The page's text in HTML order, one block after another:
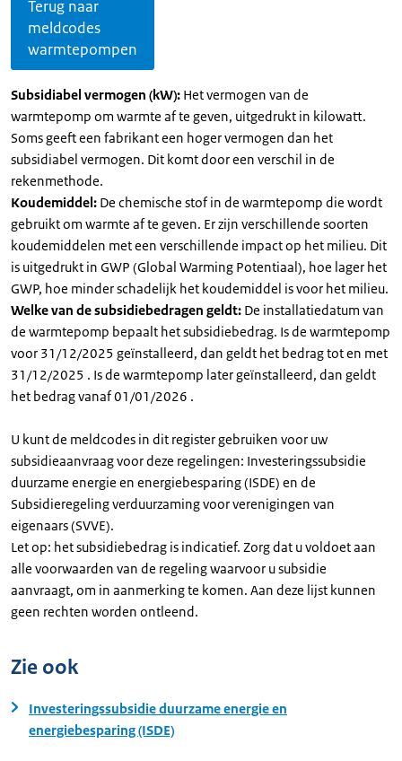
Terug naar
meldcodes
warmtepompen
Subsidiabel vermogen (kW): Het vermogen van de
warmtepomp om warmte af te geven, uitgedrukt in kilowatt.
Soms geeft een fabrikant een hoger vermogen dan het
subsidiabel vermogen. Dit komt door een verschil in de
rekenmethode.
Koudemiddel: De chemische stof in de warmtepomp die wordt
gebruikt om warmte af te geven. Er zijn verschillende soorten
koudemiddelen met een verschillende impact op het milieu. Dit
is uitgedrukt in GWP (Global Warming Potentiaal), hoe lager het
GWP, hoe minder schadelijk het koudemiddel is voor het milieu.
Welke van de subsidiebedragen geldt: De installatiedatum van
de warmtepomp bepaalt het subsidiebedrag. Is de warmtepomp
voor 31/12/2025 geïnstalleerd, dan geldt het bedrag tot en met
31/12/2025 . Is de warmtepomp later geïnstalleerd, dan geldt
het bedrag vanaf 01/01/2026 .
U kunt de meldcodes in dit register gebruiken voor uw
subsidieaanvraag voor deze regelingen: Investeringssubsidie
duurzame energie en energiebesparing (ISDE) en de
Subsidieregeling verduurzaming voor verenigingen van
eigenaars (SVVE).
Let op: het subsidiebedrag is indicatief. Zorg dat u voldoet aan
alle voorwaarden van de regeling waarvoor u subsidie
aanvraagt, om in aanmerking te komen. Aan deze lijst kunnen
geen rechten worden ontleend.
Zie ook
Investeringssubsidie duurzame energie en
energiebesparing (ISDE)